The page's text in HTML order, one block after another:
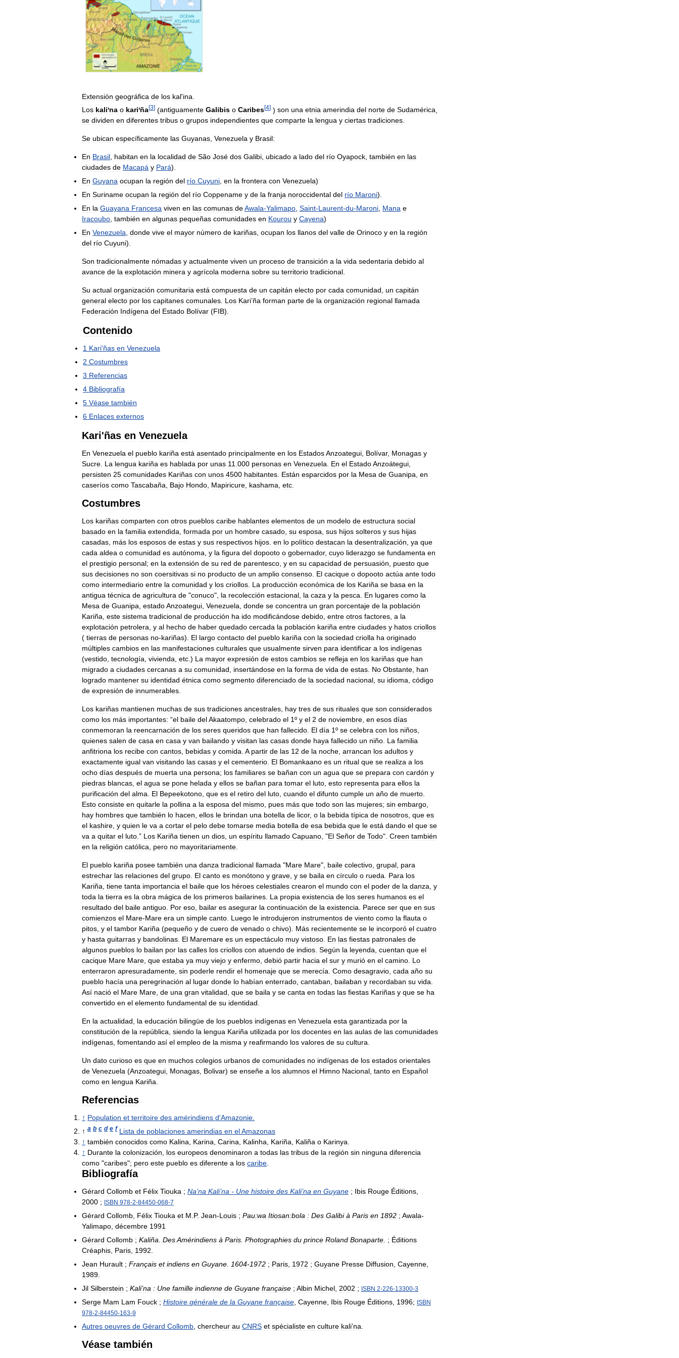
Extensión geográfica de los kal'ina
Los kali'na o kari'ña[3] (antiguamente Galibis o Caribes[4] ) son una etnia amerindia del norte de Sudamérica
se dividen en diferentes tribus o grupos independientes que comparte la lengua y ciertas tradiciones.
Se ubican específicamente las Guyanas, Venezuela y Brasil:
En Brasil, habitan en la localidad de São José dos Galibi, ubicado a lado del río Oyapock, también en las
ciudades de Macapá y Pará).
En Guyana ocupan la región del río Cuyuni, en la frontera con Venezuela)
En Suriname ocupan la región del río Coppename y de la franja noroccidental del río Maroni).
En la Guayana Francesa viven en las comunas deAwala-Yalimapo, Saint-Laurent-du-Maroni, Mana e
Iracoubo, también en algunas pequeñas comunidades en Kourou y Cayena)
En Venezuela, donde vive el mayor número de kariñas, ocupan los llanos del valle de Orinoco y en la región
del río Cuyuni).
Son tradicionalmente nómadas y actualmente viven un proceso de transición a la vida sedentaria debido al
avance de la explotación minera y agrícola moderna sobre su territorio tradicional.
Su actual organización comunitaria está compuesta de un capitán electo por cada comunidad, un capitán
general electo por los capitanes comunales. Los Kari’ña forman parte de la organización regional llamada
Federación Indígena del Estado Bolívar (FIB).
Contenido
1 Kari'ñas en Venezuela
2 Costumbres
3 Referencias
4 Bibliografía
5 Véase también
6 Enlaces externos
Kari'ñas en Venezuela
En Venezuela el pueblo kariña está asentado principalmente en los EstadosAnzoategui, Bolívar, Monagas y
Sucre. La lengua kariña es hablada por unas 11.000 personas en Venezuela. En el EstadoAnzoátegui,
persisten 25 comunidades Kariñas con unos 4500 habitantes. Están esparcidos por la Mesa de Guanipa, en
caseríos como Tascabaña, Bajo Hondo, Mapiricure, kashama, etc.
Costumbres
Los kariñas comparten con otros pueblos caribe hablantes elementos de un modelo de estructura social
basado en la familia extendida, formada por un hombre casado, su esposa, sus hijos solteros y sus hijas
casadas, más los esposos de estas y sus respectivos hijos. en lo político destacan la desentralización, ya que
cada aldea o comunidad es autónoma, y la figura del dopooto o gobernador, cuyo liderazgo se fundamenta en
el prestigio personal; en la extensión de su red de parentesco, y en su capacidad de persuasión, puesto que
sus decisiones no son coersitivas si no producto de un amplio consenso. El cacique o dopooto actúa ante todo
como intermediario entre la comunidad y los criollos. La producción económica de los Kariña se basa en la
antigua técnica de agricultura de "conuco", la recolección estacional, la caza y la pesca. En lugares como la
Mesa de Guanipa, estadoAnzoategui, Venezuela, donde se concentra un gran porcentaje de la población
Kariña, este sistema tradicional de producción ha ido modificándose debido, entre otros factores, a la
explotación petrolera, y al hecho de haber quedado cercada la población kariña entre ciudades y hatos criollos
( tierras de personas no-kariñas). El largo contacto del pueblo kariña con la sociedad criolla ha originado
múltiples cambios en las manifestaciones culturales que usualmente sirven para identificar a los indígenas
(vestido, tecnología, vivienda, etc.) La mayor expresión de estos cambios se refleja en los kariñas que han
migrado a ciudades cercanas a su comunidad, insertándose en la forma de vida de estas. No Obstante, han
logrado mantener su identidad étnica como segmento diferenciado de la sociedad nacional, su idioma, código
de expresión de innumerables.
Los kariñas mantienen muchas de sus tradiciones ancestrales, hay tres de sus rituales que son considerados
como los más importantes: “el baile delAkaatompo, celebrado el 1º y el 2 de noviembre, en esos días
conmemoran la reencarnación de los seres queridos que han fallecido. El día 1º se celebra con los niños,
quienes salen de casa en casa y van bailando y visitan las casas donde haya fallecido un niño. La familia
anfitriona los recibe con cantos, bebidas y comida. A partir de las 12 de la noche, arrancan los adultos y
exactamente igual van visitando las casas y el cementerio. El Bomankaano es un ritual que se realiza a los
ocho días después de muerta una persona; los familiares se bañan con un agua que se prepara con cardón y
piedras blancas, el agua se pone helada y ellos se bañan para tomar el luto, esto representa para ellos la
purificación del alma. El Bepeekotono, que es el retiro del luto, cuando el difunto cumple un año de muerto.
Esto consiste en quitarle la pollina a la esposa del mismo, pues más que todo son las mujeres; sin embargo,
hay hombres que también lo hacen, ellos le brindan una botella de licor, o la bebida típica de nosotros, que es
el kashire, y quien le va a cortar el pelo debe tomarse media botella de esa bebida que le está dando el que se
va a quitar el luto.” Los Kariña tienen un dios, un espíritu llamado Capuano, "El Señor de Todo". Creen también
en la religión católica, pero no mayoritariamente.
El pueblo kariña posee también una danza tradicional llamada "Mare Mare", baile colectivo, grupal, para
estrechar las relaciones del grupo. El canto es monótono y grave, y se baila en círculo o rueda. Para los
Kariña, tiene tanta importancia el baile que los héroes celestiales crearon el mundo con el poder de la danza, y
toda la tierra es la obra mágica de los primeros bailarines. La propia existencia de los seres humanos es el
resultado del baile antiguo. Por eso, bailar es asegurar la continuación de la existencia. Parece ser que en sus
comienzos el Mare-Mare era un simple canto. Luego le introdujeron instrumentos de viento como la flauta o
pitos, y el tambor Kariña (pequeño y de cuero de venado o chivo). Más recientemente se le incorporó el cuatro
y hasta guitarras y bandolinas. El Maremare es un espectáculo muy vistoso. En las fiestas patronales de
algunos pueblos lo bailan por las calles los criollos con atuendo de indios. Según la leyenda, cuentan que el
cacique Mare Mare, que estaba ya muy viejo y enfermo, debió partir hacia el sur y murió en el camino. Lo
enterraron apresuradamente, sin poderle rendir el homenaje que se merecía. Como desagravio, cada año su
pueblo hacía una peregrinación al lugar donde lo habían enterrado, cantaban, bailaban y recordaban su vida.
Así nació el Mare Mare, de una gran vitalidad, que se baila y se canta en todas las fiestas Kariñas y que se ha
convertido en el elemento fundamental de su identidad.
En la actualidad, la educación bilingüe de los pueblos indígenas en Venezuela esta garantizada por la
constitución de la república, siendo la lengua Kariña utilizada por los docentes en las aulas de las comunidades
indígenas, fomentando así el empleo de la misma y reafirmando los valores de su cultura.
Un dato curioso es que en muchos colegios urbanos de comunidades no indígenas de los estados orientales
de Venezuela (Anzoategui, Monagas, Bolivar) se enseñe a los alumnos el Himno Nacional, tanto en Español
como en lengua Kariña.
Referencias
↑ Population et territoire des amérindiens d'Amazonie.
↑ a b c d e f Lista de poblaciones amerindias en elAmazonas
↑ también conocidos como Kalina Karina Carina Kalinha Kariña Kaliña o Karinya
↑ Durante la colonización los europeos denominaron a todas las tribus de la región sin ninguna diferencia
como "caribes"; pero este pueblo es diferente a los caribe
Bibliografía
Gérard Collomb et Félix Tiouka ; Na’na Kali’na - Une histoire des Kali’na en Guyane ; Ibis Rouge Éditions
2000 ; ISBN 978-2-84450-068-7
Gérard Collomb Félix Tiouka et M P. Jean-Louis ; Pau:wa Itiosan:bola : Des Galibi à Paris en 1892 ; Awala-
Yalimapo décembre 1991
Gérard Collomb ; Kaliña DesAmérindiens à Paris Photographies du prince Roland Bonaparte ; Éditions
Créaphis Paris 1992
Jean Hurault ; Français et indiens en Guyane 1604-1972 ; Paris 1972 ; Guyane Presse Diffusion Cayenne
1989
Jil Silberstein ; Kali’na : Une famille indienne de Guyane française ; Albin Michel 2002 ; ISBN 2-226-13300-3
Serge Mam Lam Fouck ; Histoire générale de la Guyane française Cayenne Ibis Rouge Éditions 1996; ISBN
978-2-84450-163-9
Autres oeuvres de Gérard Collomb chercheur au CNRS et spécialiste en culture kali’na
Véase también